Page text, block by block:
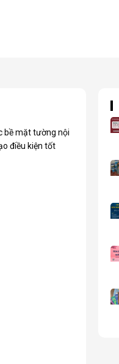
bề mặt tường nội
điều kiện tốt